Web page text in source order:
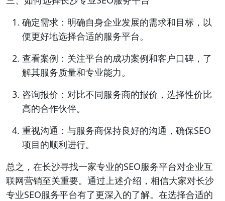
确定需求：明确自身企业发展的需求和目标，以
便更好地选择合适的服务平台。
查看案例：关注平台的成功案例和客户口碑，了
解其服务质量和专业能力。
咨询报价：对比不同服务商的报价，选择性价比
高的合作伙伴。
重视沟通：与服务商保持良好的沟通，确保SEO
项目的顺利进行。
总之，在长沙寻找一家专业的SEO服务平台对企业互
联网营销至关重要。通过上述介绍，相信大家对长沙
专业SEO服务平台有了更深入的了解。在选择合适的